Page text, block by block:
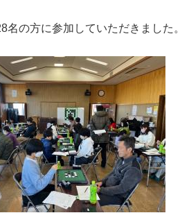
の方に参加していただきました。